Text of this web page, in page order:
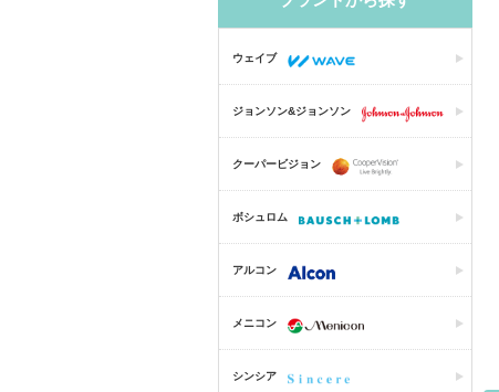
ウェイブ
ジョンソン&ジョンソン
クーパービジョン
ボシュロム
アルコン
メニコン
シンシア